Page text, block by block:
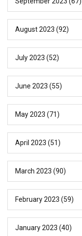
August 2023 (92)
July 2023 (52)
June 2023 (55)
May 2023 (71)
April 2023 (51)
March 2023 (90)
February 2023 (59)
January 2023 (40)